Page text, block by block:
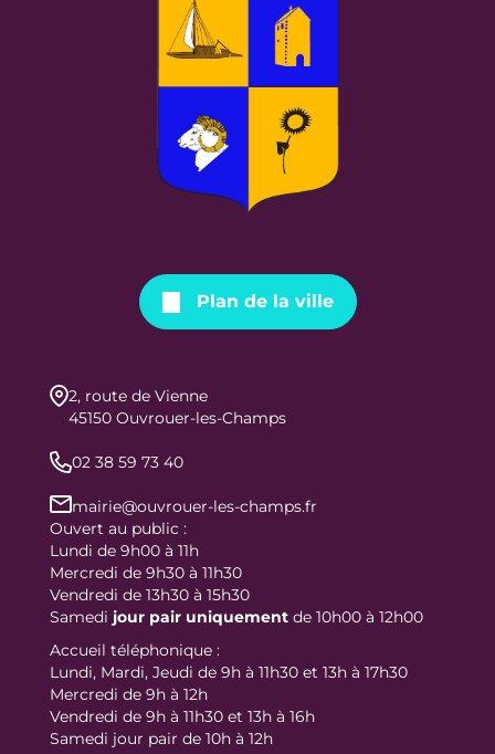
Plan de la ville
2, route de Vienne
45150 Ouvrouer-les-Champs
02 38 59 73 40
mairie@ouvrouer-les-champs.fr
Ouvert au public :
Lundi de 9h00 à 11h
Mercredi de 9h30 à 11h30
Vendredi de 13h30 à 15h30
Samedi jour pair uniquement de 10h00 à 12h00
Accueil téléphonique :
Lundi, Mardi, Jeudi de 9h à 11h30 et 13h à 17h30
Mercredi de 9h à 12h
Vendredi de 9h à 11h30 et 13h à 16h
Samedi jour pair de 10h à 12h